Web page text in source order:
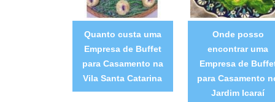
Quanto custa uma
Empresa de Buffet
para Casamento na
Vila Santa Catarina
Onde posso
encontrar uma
Empresa de
para Casamento
Jardim Icaraí